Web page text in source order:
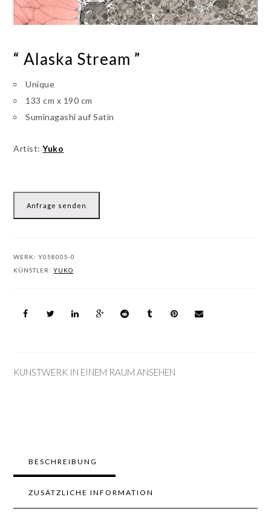
“ Alaska Stream ”
Unique
133 cm x 190 cm
Suminagashi auf Satin
Artist:Yuko
Anfrage senden
WERK:Y058005-0
KÜNSTLER:YUKO
KUNSTWERK IN EINEM RAUM ANSEHEN
BESCHREIBUNG
ZUSÄTZLICHE INFORMATION